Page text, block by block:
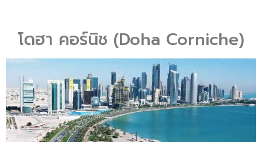
โดฮา คอร์นิช (Doha Corniche)